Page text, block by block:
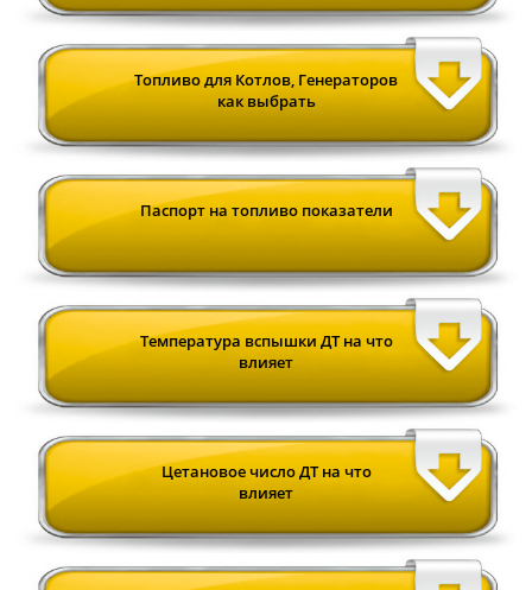
Топливо для Котлов, Генераторов
как выбрать
Паспорт на топливо показатели
Температура вспышки ДТ на что
влияет
Цетановое число ДТ на что
влияет